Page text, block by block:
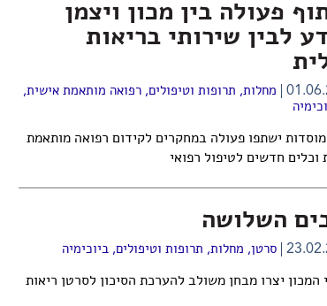
פעולה בין מכון ויצמן
לבין שירותי בריאות
מחלות, תרופות וטיפולים,רפואה מותאמת אישית,
ישתפו פעולה במחקרים לקידום רפואה מותאמת
וכלים חדשים לטיפול רפואי
השלושה
סרטן, מחלות, תרופות וטיפולים,ביוכימיה
המכון יצרו מבחן משולב להערכת הסיכון לסרטן ריאות